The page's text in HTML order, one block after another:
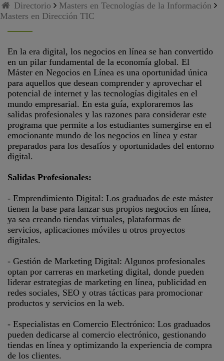
Directorio
Masters en Tecnologías de la Información
Masters en Dirección TIC
En la era digital, los negocios en línea se han convertido
en un pilar fundamental de la economía global. El
Máster en Negocios en Línea es una oportunidad única
para aquellos que desean comprender y aprovechar el
potencial de internet y las tecnologías digitales en el
mundo empresarial. En esta guía, exploraremos las
salidas profesionales y las razones para considerar este
programa que permite a los estudiantes sumergirse en el
emocionante mundo de los negocios en línea y estar
preparados para los desafíos y oportunidades del entorno
digital.
Salidas Profesionales:
- Emprendimiento Digital: Los graduados de este máster
tienen la base para lanzar sus propios negocios en línea,
ya sea creando tiendas virtuales, plataformas de
servicios, aplicaciones móviles u otros proyectos
digitales.
- Gestión de Marketing Digital: Algunos profesionales
optan por carreras en marketing digital, donde pueden
liderar estrategias de marketing en línea, publicidad en
redes sociales, SEO y otras tácticas para promocionar
productos y servicios en la web.
- Especialistas en Comercio Electrónico: Los graduados
pueden dedicarse al comercio electrónico, gestionando
tiendas en línea y optimizando la experiencia de compra
de los clientes.